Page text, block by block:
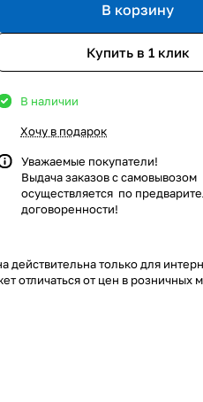
В корзину
Купить в 1 клик
В наличии
Хочу в подарок
Уважаемые покупатели!
Выдача заказов с самовывозом
осуществляется по
договоренности!
действительна только для
отличаться от цен в розничных